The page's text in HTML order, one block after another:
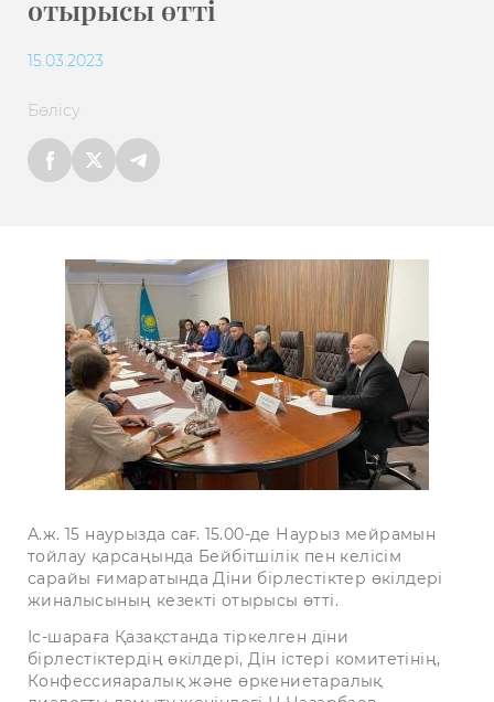
отырысы өтті
15.03.2023
Бөлісу
А.ж. 15 наурызда сағ. 15.00-де Наурыз мейрамын
тойлау қарсаңында Бейбітшілік пен келісім
сарайы ғимаратында Діни бірлестіктер өкілдері
жиналысының кезекті отырысы өтті.
Іс-шараға Қазақстанда тіркелген діни
бірлестіктердің өкілдері, Дін істері комитетінің,
Конфессияаралық және өркениетаралық